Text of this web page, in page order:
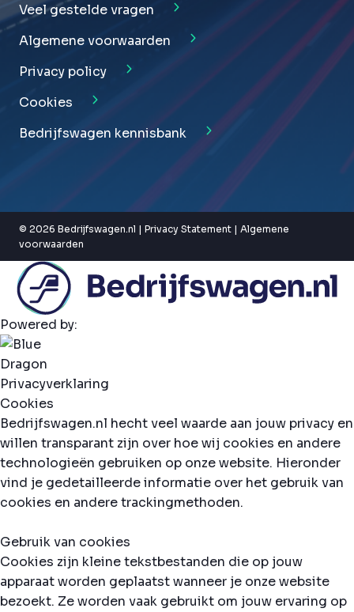
Veel gestelde vragen
Algemene voorwaarden
Privacy policy
Cookies
Bedrijfswagen kennisbank
© 2026 Bedrijfswagen.nl | Privacy Statement | Algemene
voorwaarden
Powered by:
Privacyverklaring
Cookies
Bedrijfswagen.nl hecht veel waarde aan jouw privacy en
willen transparant zijn over hoe wij cookies en andere
technologieën gebruiken op onze website. Hieronder
vind je gedetailleerde informatie over het gebruik van
cookies en andere trackingmethoden.
Gebruik van cookies
Cookies zijn kleine tekstbestanden die op jouw
apparaat worden geplaatst wanneer je onze website
bezoekt. Ze worden vaak gebruikt om jouw ervaring op